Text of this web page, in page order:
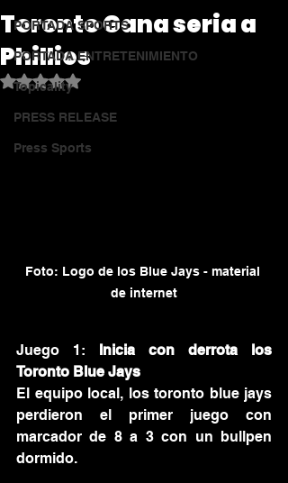
PORTADA SPORTS
PORTADA ENTRETENIMIENTO
Topicality
PRESS RELEASE
Press Sports
Toronto Gana seria a
Phillies
Obtuvo NaN de 5 estrellas.
Foto: Logo de los Blue Jays - material
de internet
Juego 1: Inicia con derrota los
Toronto Blue Jays
El equipo local, los toronto blue jays
perdieron el primer juego con
marcador de 8 a 3 con un bullpen
dormido.